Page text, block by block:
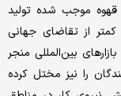
موجب شده تولید
از تقاضای جهانی
بین‌المللی منجر
را نیز مختل کرده